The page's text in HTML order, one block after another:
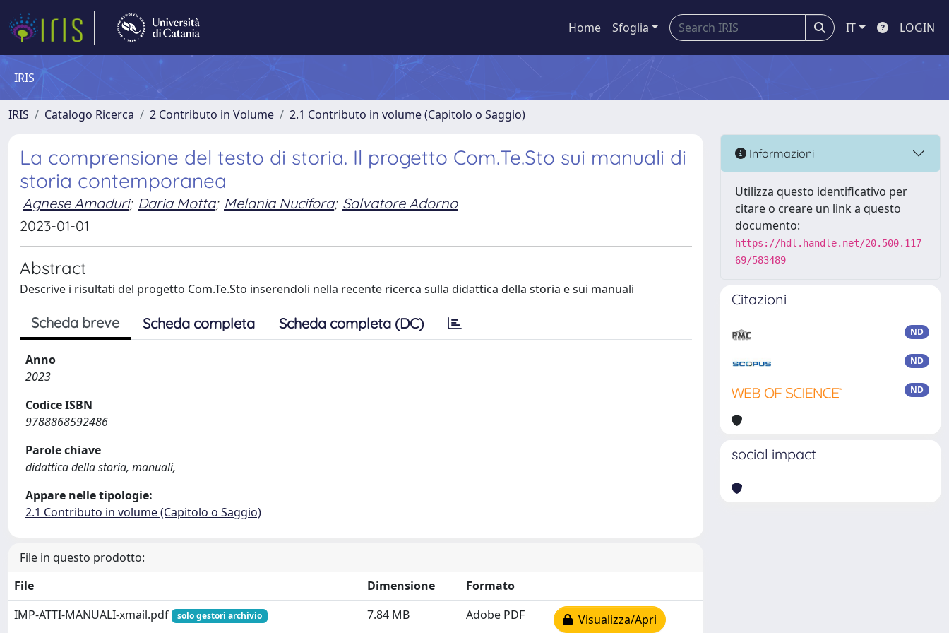
Home Sfoglia IT LOGIN
IRIS
IRIS Catalogo Ricerca 2 Contributo in Volume 2.1 Contributo in volume (Capitolo o Saggio)
La comprensione del testo di storia. Il progetto Com.Te.Sto sui manuali di
storia contemporanea
Agnese Amaduri; Daria Motta; Melania Nucifora; Salvatore Adorno
2023-01-01
Abstract
Descrive i risultati del progetto Com.Te.Sto inserendoli nella recente ricerca sulla didattica della storia e sui manuali
Scheda breve Scheda completa Scheda completa (DC)
Anno
2023
Codice ISBN
9788868592486
Parole chiave
didattica della storia, manuali,
Appare nelle tipologie:
2.1 Contributo in volume (Capitolo o Saggio)
File in questo prodotto:
File
Dimensione
Formato
IMP-ATTI-MANUALI-xmail.pdf
solo gestori archivio 7.84 MB Adobe PDF Visualizza/Apri
Informazioni
Utilizza questo identificativo per
citare o creare un link a questo
documento:
https://hdl.handle.net/20.500.117
69/583489
Citazioni
ND
ND
ND
social impact